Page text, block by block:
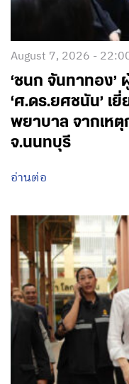
August 7, 2026 -
‘ชนก จันทาทอง
‘ศ.ดร.ยศชนัน’ เ
พยาบาล จากเหตุ
จ.นนทบุรี
อ่านต่อ